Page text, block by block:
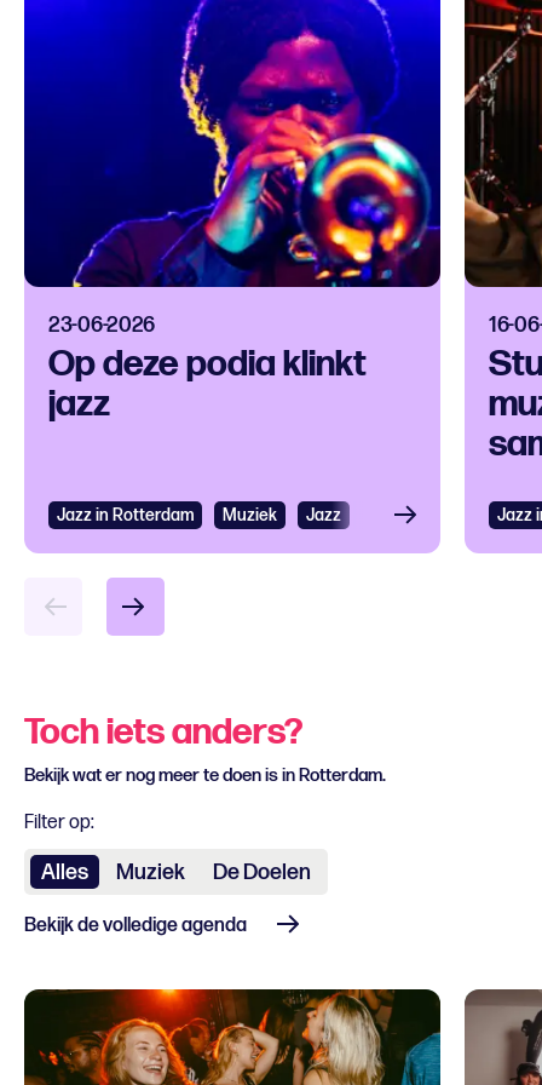
23-06-2026
Op deze podia klinkt
jazz
Jazz in Rotterdam Muziek Jazz
16-
Jazz
Bekijken
Toch iets anders?
Bekijk wat er nog meer te doen is in Rotterdam.
Filter op:
Alles Muziek De Doelen
Bekijk de volledige agenda